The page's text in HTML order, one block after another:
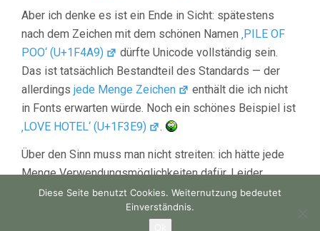
Aber ich denke es ist ein Ende in Sicht: spätestens
nach dem Zeichen mit dem schönen Namen ‚PILE OF
POO‘ (U+1F4A9)
dürfte Unicode vollständig sein.
Das ist tatsächlich Bestandteil des Standards — der
allerdings jede Menge Zeichen
enthält die ich nicht
in Fonts erwarten würde. Noch ein schönes Beispiel ist
‚LOVE HOTEL‘ (U+1F3E9)
.
Über den Sinn muss man nicht streiten: ich hätte jede
Menge Verwendungsmöglichkeiten dafür. Leider
scheint es aber noch nicht viele Fonts zu geben die
den Glyph enthalten…
Diese Seite benutzt Cookies. Weiternutzung bedeutet
Einverständnis.